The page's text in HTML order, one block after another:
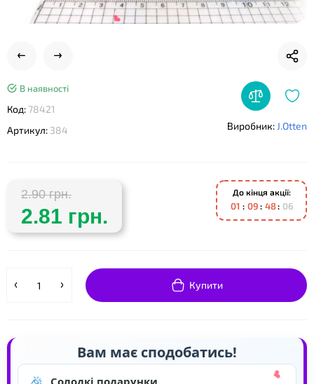
В наявності
Код: 78421
Артикул: 384 Виробник: J.Otten
2.90 грн.
2.81 грн.
До кінця акції:
01 09 48 06
Купити
Вам має сподобатись!
Солодкі подарунки